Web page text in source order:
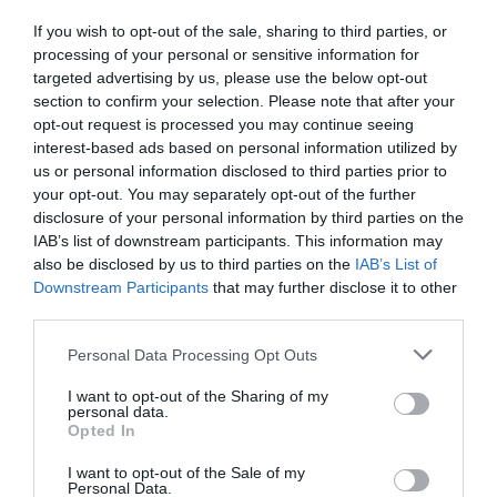
If you wish to opt-out of the sale, sharing to third parties, or
processing of your personal or sensitive information for
targeted advertising by us, please use the below opt-out
section to confirm your selection. Please note that after your
opt-out request is processed you may continue seeing
interest-based ads based on personal information utilized by
us or personal information disclosed to third parties prior to
your opt-out. You may separately opt-out of the further
disclosure of your personal information by third parties on the
IAB’s list of downstream participants. This information may
also be disclosed by us to third parties on the IAB’s List of
Downstream Participants that may further disclose it to other
Personal Data Processing Opt Outs
I want to opt-out of the Sharing of my
personal data.
Opted In
I want to opt-out of the Sale of my
Personal Data.
agráriumot kiszolgáló vállalkozások – inputgyártók,
integrátorok, gépforgalmazók, finanszírozási és egyéb
szolgáltatók – számára. A konferencia a tartalmas
programkínálaton túl alkalmat teremt a szakmai
kapcsolatépítésre, a networkingre és az üzleti
tárgyalásokra, a színvonalas szakmai előadások és
kerekasztal-beszélgetések mellett pedig szórakoztató
műsorral járul hozzá a résztvevők feltöltődéséhez és
kikapcsolódásához. A Portfolio Csoport az Agrárszektor
Konferencián adja át tizenegy kategóriában azokat az
eredményeinek elismeréséül szolgálnak. A díjakat az
agrárium legmeghatározóbb személyeségeiből áll szakmai
zsűri ítéli oda az ágazati szereplők benyújtott pályázatai
órában kommunikálunk, ügyeket intézünk. Ám most a
digitális világot, a belső működést és az ügyfél front-
endeket is feje tetejére állítja az AI-forradalom, és az
agentic AI trend. Az önállóan cselekedni képes AI-
ügynökök, illetve az egyes üzleti, compliance és
adminisztratív folyamatokat támogató AI-eszközök és
vállalti megoldások korábban elképzelhetetlen sebességet
és rendkívüli hatékonyságbeli fejlődési lehetőséget adnak a
cégeknek. MIt kezdünk a megnyert munkaórákkal és a
megspórolt munkaerővel? A core bizniszt is felforgatja a
többek között ezekre a kérdésekre is válaszokat keresünk
és adunk!
DEEP TECH 2026
2026. november 18. Radisson Blu Béke Hotel
azon, ki képes létrehozni, legyártani és birtokolni azokat a
technológiákat, amelyek nélkül mások sem tudnak majd
működni. Egy új akkumulátor, amely tovább tárolja az
olcsóbban előállítható a korábbiaknál. Egy gyógyszer vagy
RÉSZLETEK & JEGYEK